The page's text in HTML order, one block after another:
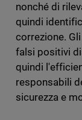
nonché di
quindi
correzione.
falsi positivi
quindi
responsabili
sicurezza e